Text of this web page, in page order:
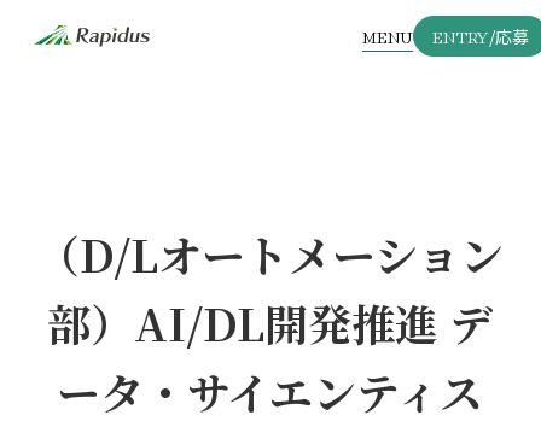
MENU ENTRY/応募
（D/Lオートメーション
部）AI/DL開発推進 デ
ータ・サイエンティス